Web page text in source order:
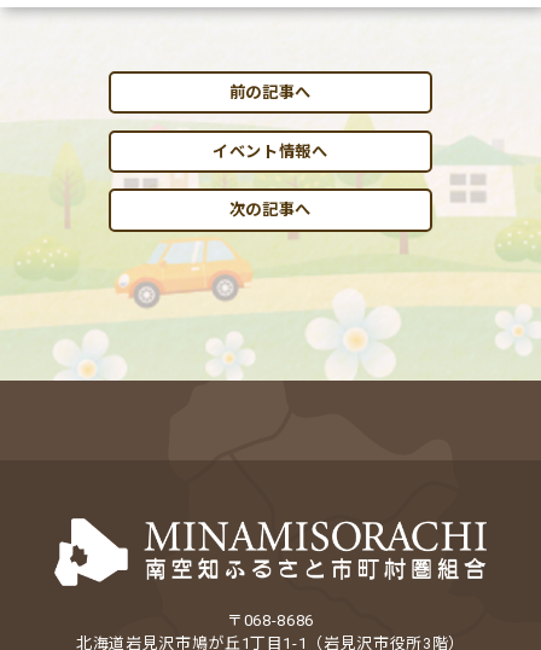
前の記事へ
イベント情報へ
次の記事へ
〒068-8686
北海道岩見沢市鳩が丘1丁目1-1（岩見沢市役所3階）